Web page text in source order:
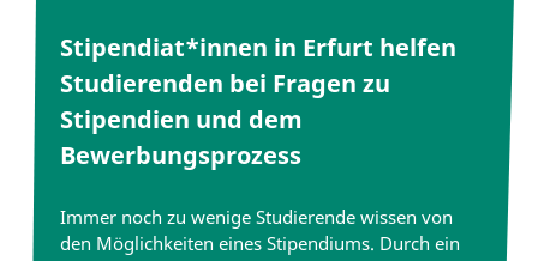
Stipendiat*innen in Erfurt helfen
Studierenden bei Fragen zu
Stipendien und dem
Bewerbungsprozess
Immer noch zu wenige Studierende wissen von
den Möglichkeiten eines Stipendiums. Durch ein